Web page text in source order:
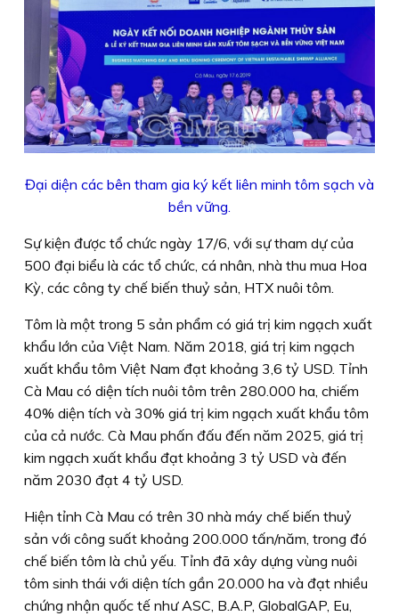
Đại diện các bên tham gia ký kết liên minh tôm sạch và
bền vững.
Sự kiện được tổ chức ngày 17/6, với sự tham dự của
500 đại biểu là các tổ chức, cá nhân, nhà thu mua Hoa
Kỳ, các công ty chế biến thuỷ sản, HTX nuôi tôm.
Tôm là một trong 5 sản phẩm có giá trị kim ngạch xuất
khẩu lớn của Việt Nam. Năm 2018, giá trị kim ngạch
xuất khẩu tôm Việt Nam đạt khoảng 3,6 tỷ USD. Tỉnh
Cà Mau có diện tích nuôi tôm trên 280.000 ha, chiếm
40% diện tích và 30% giá trị kim ngạch xuất khẩu tôm
của cả nước. Cà Mau phấn đấu đến năm 2025, giá trị
kim ngạch xuất khẩu đạt khoảng 3 tỷ USD và đến
năm 2030 đạt 4 tỷ USD.
Hiện tỉnh Cà Mau có trên 30 nhà máy chế biến thuỷ
sản với công suất khoảng 200.000 tấn/năm, trong đó
chế biến tôm là chủ yếu. Tỉnh đã xây dựng vùng nuôi
tôm sinh thái với diện tích gần 20.000 ha và đạt nhiều
chứng nhận quốc tế như ASC, B.A.P, GlobalGAP, Eu,